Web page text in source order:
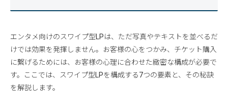
エンタメ向けのスワイプ型LPは、ただ写真やテキストを並べるだ
けでは効果を発揮しません。お客様の心をつかみ、チケット購入
に繋げるためには、お客様の心理に合わせた緻密な構成が必要で
す。ここでは、スワイプ型LPを構成する7つの要素と、その秘訣
を解説します。